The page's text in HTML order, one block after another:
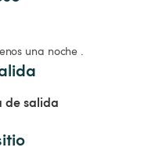
una noche .
de salida